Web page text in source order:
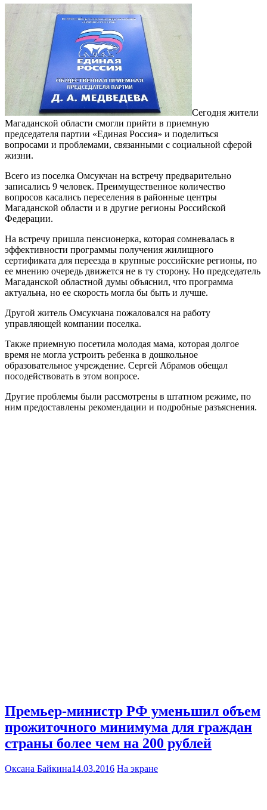
Сегодня жители
Магаданской области смогли прийти в приемную
председателя партии «Единая Россия» и поделиться
вопросами и проблемами, связанными с социальной сферой
жизни.
Всего из поселка Омсукчан на встречу предварительно
записались 9 человек. Преимущественное количество
вопросов касались переселения в районные центры
Магаданской области и в другие регионы Российской
Федерации.
На встречу пришла пенсионерка, которая сомневалась в
эффективности программы получения жилищного
сертификата для переезда в крупные российские регионы, по
ее мнению очередь движется не в ту сторону. Но председатель
Магаданской областной думы объяснил, что программа
актуальна, но ее скорость могла бы быть и лучше.
Другой житель Омсукчана пожаловался на работу
управляющей компании поселка.
Также приемную посетила молодая мама, которая долгое
время не могла устроить ребенка в дошкольное
образовательное учреждение. Сергей Абрамов обещал
посодействовать в этом вопросе.
Другие проблемы были рассмотрены в штатном режиме, по
ним предоставлены рекомендации и подробные разъяснения.
Премьер-министр РФ уменьшил объем
прожиточного минимума для граждан
страны более чем на 200 рублей
Оксана Байкина14.03.2016 На экране